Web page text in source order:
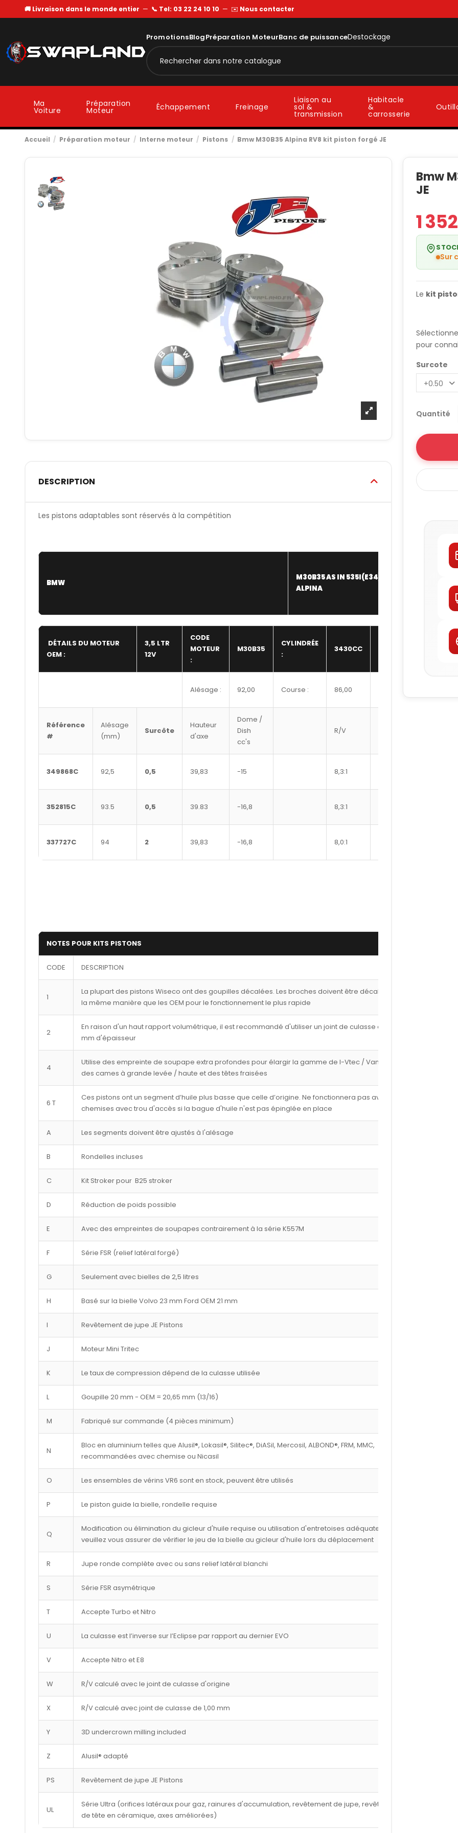
🚚 Livraison dans le monde entier — 📞 Tel: 03 22 24 10 10 — ✉️ Nous contacter
PromotionsBlogPréparation MoteurBanc de puissanceDestockage
Ma
Voiture
Préparation
Moteur Échappement Freinage
Liaison au
sol &
transmission
Habitacle
&
carrosserie
Accueil Préparation moteur Interne moteur Pistons Bmw M30B35 Alpina RV8 kit piston forgé JE
DESCRIPTION
Les pistons adaptables sont réservés à la compétition
BMW
M30B35 AS IN 535I(E34)
ALPINA
DÉTAILS DU MOTEUR
OEM :
3,5 LTR
12V
CODE
MOTEUR
:
M30B35
CYLINDRÉE
:
3430CC
Alésage : 92,00 Course : 86,00
Référence
#
Alésage
(mm)
Surcôte
Hauteur
d'axe
Dome /
Dish
cc's
R/V
349868C 92,5 0,5 39,83 -15 8,3:1
352815C 93.5 0,5 39.83 -16,8 8,3:1
337727C 94 2 39,83 -16,8 8,0:1
NOTES POUR KITS PISTONS
CODE DESCRIPTION
1
La plupart des pistons Wiseco ont des goupilles décalées. Les broches doivent être décalées de
la même manière que les OEM pour le fonctionnement le plus rapide
2
En raison d'un haut rapport volumétrique, il est recommandé d'utiliser un joint de culasse de 1,00
mm d'épaisseur
4
Utilise des empreinte de soupape extra profondes pour élargir la gamme de I-Vtec / Vanos avec
des cames à grande levée / haute et des têtes fraisées
6 T
Ces pistons ont un segment d’huile plus basse que celle d’origine. Ne fonctionnera pas avec les
chemises avec trou d'accès si la bague d'huile n'est pas épinglée en place
A Les segments doivent être ajustés à l'alésage
B Rondelles incluses
C Kit Stroker pour B25 stroker
D Réduction de poids possible
E Avec des empreintes de soupapes contrairement à la série K557M
F Série FSR (relief latéral forgé)
G Seulement avec bielles de 2,5 litres
H Basé sur la bielle Volvo 23 mm Ford OEM 21 mm
I Revêtement de jupe JE Pistons
J Moteur Mini Tritec
K Le taux de compression dépend de la culasse utilisée
L Goupille 20 mm - OEM = 20,65 mm (13/16)
M Fabriqué sur commande (4 pièces minimum)
N
Bloc en aluminium telles que Alusil®, Lokasil®, Silitec®, DiASil, Mercosil, ALBOND®, FRM, MMC,
recommandées avec chemise ou Nicasil
O Les ensembles de vérins VR6 sont en stock, peuvent être utilisés
P Le piston guide la bielle, rondelle requise
Q
Modification ou élimination du gicleur d'huile requise ou utilisation d'entretoises adéquates,
veuillez vous assurer de vérifier le jeu de la bielle au gicleur d'huile lors du déplacement
R Jupe ronde complète avec ou sans relief latéral blanchi
S Série FSR asymétrique
T Accepte Turbo et Nitro
U La culasse est l’inverse sur l’Eclipse par rapport au dernier EVO
V Accepte Nitro et E8
W R/V calculé avec le joint de culasse d'origine
X R/V calculé avec joint de culasse de 1,00 mm
Y 3D undercrown milling included
Z Alusil® adapté
PS Revêtement de jupe JE Pistons
UL
Série Ultra (orifices latéraux pour gaz, rainures d'accumulation, revêtement de jupe, revêtement
de tête en céramique, axes améliorées)
Bmw
JE
1
Sur
Le kit
pour
Surcote
Quantité